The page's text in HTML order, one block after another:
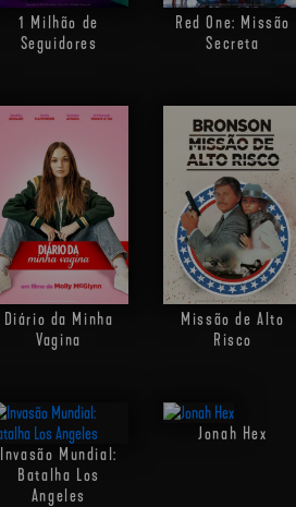
1 Milhão de
Seguidores
Red One: Missão
Secreta
Diário da Minha
Vagina
Missão de Alto
Risco
Invasão Mundial:
Batalha Los
Angeles
Jonah Hex